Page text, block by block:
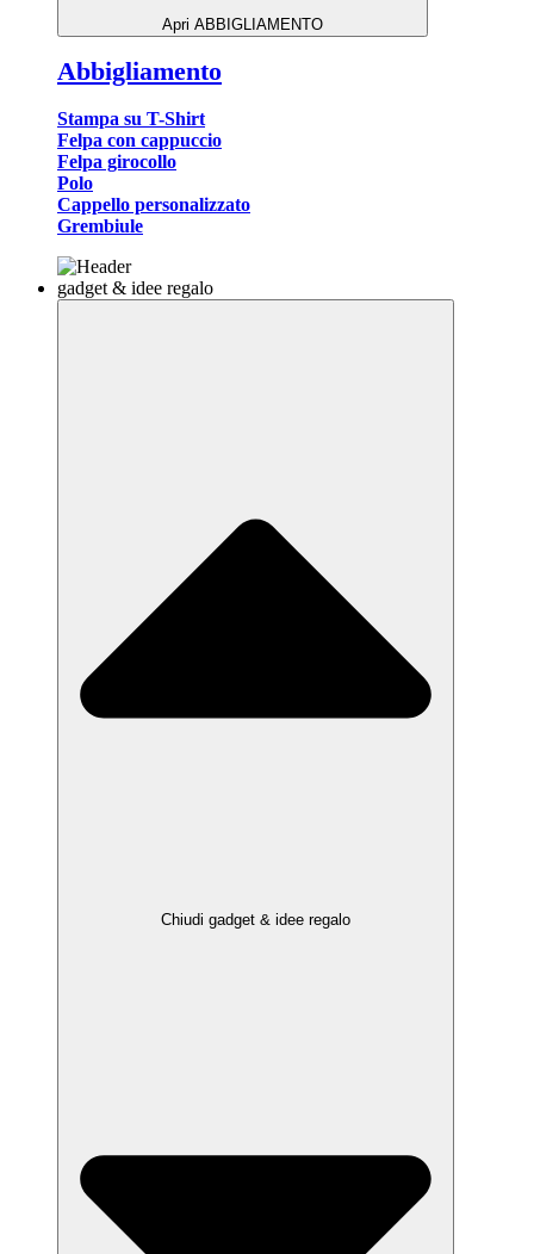
Apri ABBIGLIAMENTO
Abbigliamento
Stampa su T-Shirt
Felpa con cappuccio
Felpa girocollo
Polo
Cappello personalizzato
Grembiule
gadget & idee regalo
Chiudi gadget & idee regalo